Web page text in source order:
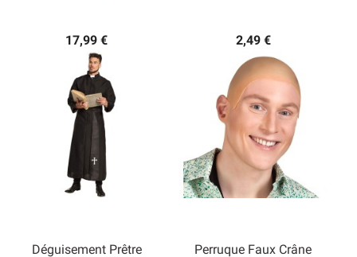
17,99 € 2,49 €
Déguisement Prêtre
Perruque Faux Crâne